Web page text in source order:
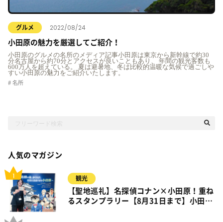
グルメ 2022/08/24
小田原の魅力を厳選してご紹介！
小田原のグルメの名所のメディア記事小田原は東京から新幹線で約30
分名古屋から約70分とアクセスが良いこともあり、 年間の観光客数も
600万人を超えている。 夏は避暑地、冬は比較的温暖な気候で過ごしや
すい小田原の魅力をご紹介いたします。
名所
人気のマガジン
観光
【聖地巡礼】名探偵コナン×小田原！重ね
るスタンプラリー【8月31日まで】小田